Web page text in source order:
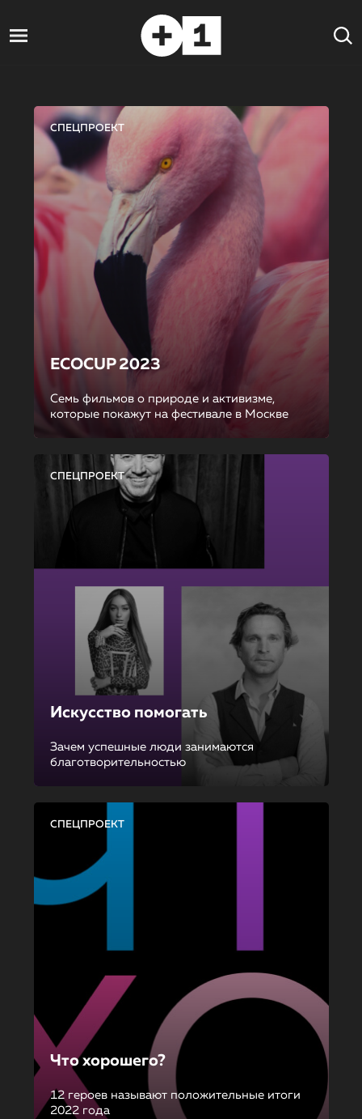
СПЕЦПРОЕКТ
ECOCUP 2023
Семь фильмов о природе и активизме,
которые покажут на фестивале в Москве
СПЕЦПРОЕКТ
Искусство помогать
Зачем успешные люди занимаются
благотворительностью
СПЕЦПРОЕКТ
Что хорошего?
12 героев называют положительные итоги
2022 года